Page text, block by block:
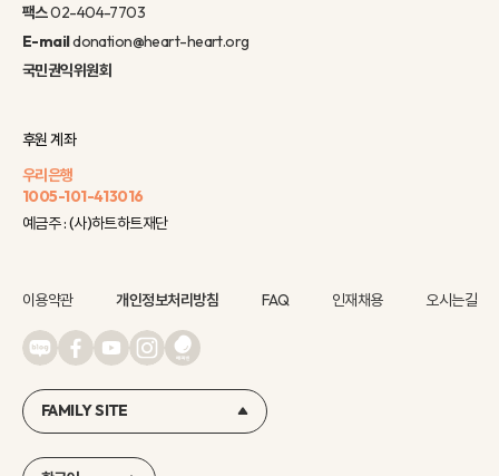
팩스02-404-7703
E-maildonation@heart-heart.org
국민권익위원회
후원 계좌
우리은행
1005-101-413016
예금주 : (사)하트하트재단
이용약관 개인정보처리방침 FAQ 인재채용 오시는길
FAMILY SITE